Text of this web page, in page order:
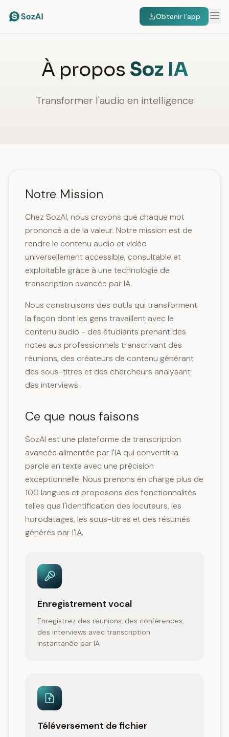
Obtenir l’app
À propos Soz IA
Transformer l'audio en intelligence
Notre Mission
Chez SozAI, nous croyons que chaque mot
prononcé a de la valeur. Notre mission est de
rendre le contenu audio et vidéo
universellement accessible, consultable et
exploitable grâce à une technologie de
transcription avancée par IA.
Nous construisons des outils qui transforment
la façon dont les gens travaillent avec le
contenu audio - des étudiants prenant des
notes aux professionnels transcrivant des
réunions, des créateurs de contenu générant
des sous-titres et des chercheurs analysant
des interviews.
Ce que nous faisons
SozAI est une plateforme de transcription
avancée alimentée par l'IA qui convertit la
parole en texte avec une précision
exceptionnelle. Nous prenons en charge plus de
100 langues et proposons des fonctionnalités
telles que l'identification des locuteurs, les
horodatages, les sous-titres et des résumés
générés par l'IA.
Enregistrement vocal
Enregistrez des réunions, des conférences,
des interviews avec transcription
instantanée par IA
Téléversement de fichier